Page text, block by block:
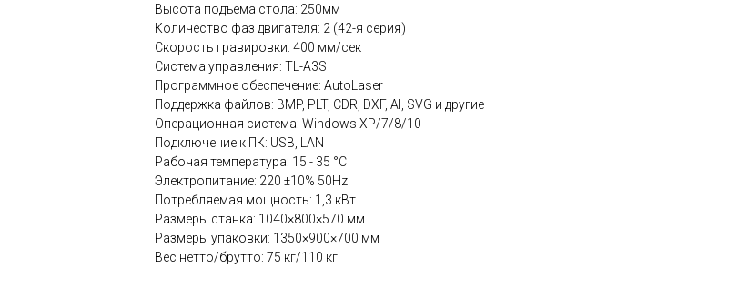
Высота подъема стола: 250мм
Количество фаз двигателя: 2 (42-я серия)
Скорость гравировки: 400 мм/сек
Система управления: TL-A3S
Программное обеспечение: AutoLaser
Поддержка файлов: BMP, PLT, CDR, DXF, AI, SVG и другие
Операционная система: Windows XP/7/8/10
Подключение к ПК: USB, LAN
Рабочая температура: 15 - 35 °C
Электропитание: 220 ±10% 50Hz
Потребляемая мощность: 1,3 кВт
Размеры станка: 1040×800×570 мм
Размеры упаковки: 1350×900×700 мм
Вес нетто/брутто: 75 кг/110 кг